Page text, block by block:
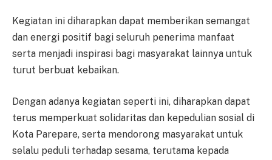
Kegiatan ini diharapkan dapat memberikan semangat
dan energi positif bagi seluruh penerima manfaat
serta menjadi inspirasi bagi masyarakat lainnya untuk
turut berbuat kebaikan.
Dengan adanya kegiatan seperti ini, diharapkan dapat
terus memperkuat solidaritas dan kepedulian sosial di
Kota Parepare, serta mendorong masyarakat untuk
selalu peduli terhadap sesama, terutama kepada